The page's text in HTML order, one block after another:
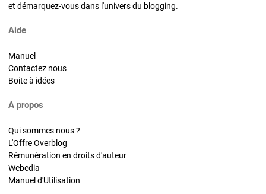
et démarquez-vous dans l'univers du blogging.
Aide
Manuel
Contactez nous
Boite à idées
A propos
Qui sommes nous ?
L'Offre Overblog
Rémunération en droits d'auteur
Webedia
Manuel d'Utilisation